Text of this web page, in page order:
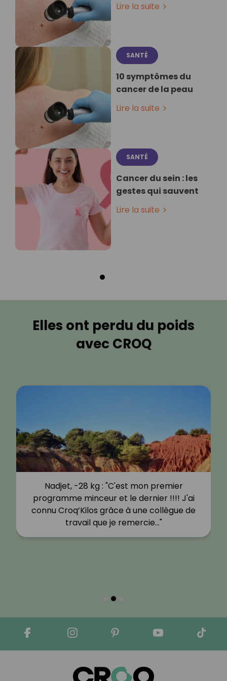
Lire la suite
SANTÉ
10 symptômes du
cancer de la peau
Lire la suite
SANTÉ
Cancer du sein : les
gestes qui sauvent
Lire la suite
Elles ont perdu du poids
avec CROQ
Nadjet, -28 kg : "C'est mon premier
programme minceur et le dernier !!!! J'ai
connu Croq’Kilos grâce à une collègue de
travail que je remercie…"